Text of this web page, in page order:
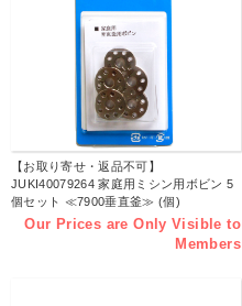
【お取り寄せ・返品不可】
JUKI40079264 家庭用ミシン用ボビン 5
個セット ≪7900垂直釜≫ (個)
Our Prices are Only Visible to
Members